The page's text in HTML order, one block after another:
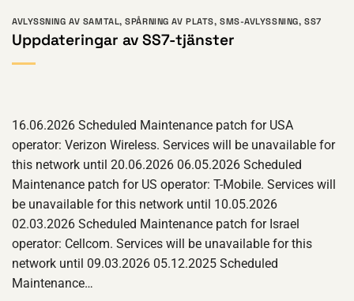
AVLYSSNING AV SAMTAL,SPÅRNING AV PLATS, SMS-AVLYSSNING, SS7
Uppdateringar av SS7-tjänster
16.06.2026 Scheduled Maintenance patch for USA
operator: Verizon Wireless. Services will be unavailable for
this network until 20.06.2026 06.05.2026 Scheduled
Maintenance patch for US operator: T-Mobile. Services will
be unavailable for this network until 10.05.2026
02.03.2026 Scheduled Maintenance patch for Israel
operator: Cellcom. Services will be unavailable for this
network until 09.03.2026 05.12.2025 Scheduled
Maintenance…